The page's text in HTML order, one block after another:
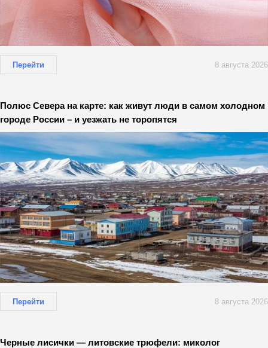
Перейти 8 августа 2026
Полюс Севера на карте: как живут люди в самом холодном
городе России – и уезжать не торопятся
Перейти 8 августа 2026
Черные лисички — литовские трюфели: миколог